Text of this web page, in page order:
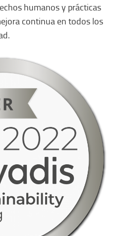
humanos y prácticas
continua en todos los